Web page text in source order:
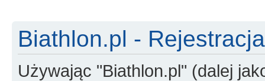
Biathlon.pl - Rejestracja
Używając "Biathlon.pl" (dalej